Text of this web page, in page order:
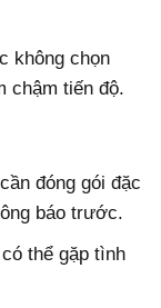
không chọn
chậm tiến độ.
đóng gói đặc
báo trước.
thể gặp tình